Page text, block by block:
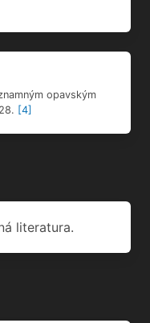
opavským
[4]
literatura.